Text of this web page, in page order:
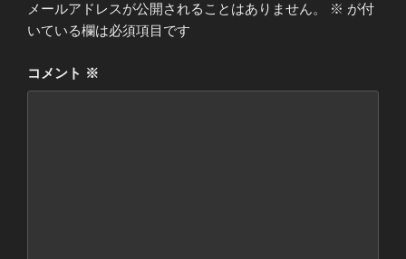
メールアドレスが公開されることはありません。 ※ が付
いている欄は必須項目です
コメント ※